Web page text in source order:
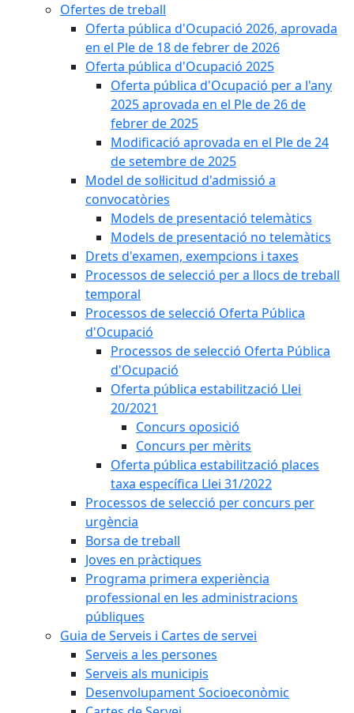
Ofertes de treball
Oferta pública d'Ocupació 2026, aprovada
en el Ple de 18 de febrer de 2026
Oferta pública d'Ocupació 2025
Oferta pública d'Ocupació per a l'any
2025 aprovada en el Ple de 26 de
febrer de 2025
Modificació aprovada en el Ple de 24
de setembre de 2025
Model de sol·licitud d'admissió a
convocatòries
Models de presentació telemàtics
Models de presentació no telemàtics
Drets d'examen, exempcions i taxes
Processos de selecció per a llocs de treball
temporal
Processos de selecció Oferta Pública
d'Ocupació
Processos de selecció Oferta Pública
d'Ocupació
Oferta pública estabilització Llei
20/2021
Concurs oposició
Concurs per mèrits
Oferta pública estabilització places
taxa específica Llei 31/2022
Processos de selecció per concurs per
urgència
Borsa de treball
Joves en pràctiques
Programa primera experiència
professional en les administracions
públiques
Guia de Serveis i Cartes de servei
Serveis a les persones
Serveis als municipis
Desenvolupament Socioeconòmic